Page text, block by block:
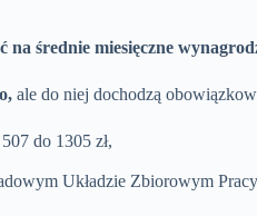
średnie miesięczne
ale do niej dochodzą
do 1305 zł,
Układzie Zbiorowym